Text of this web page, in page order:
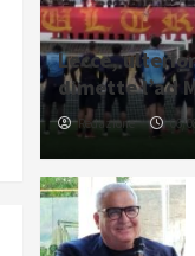
Lecce,
dimette l’ad
Redazione 06/